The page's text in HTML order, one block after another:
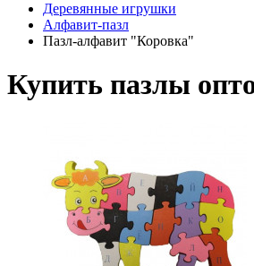
Деревянные игрушки
Алфавит-пазл
Пазл-алфавит "Коровка"
Купить пазлы